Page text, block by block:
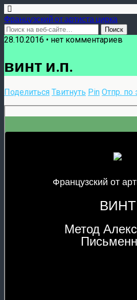
Французский от артиста цирка
28.10.2016 • нет комментариев
винт и.п.
Поделиться Твитнуть Pin Отпр. по